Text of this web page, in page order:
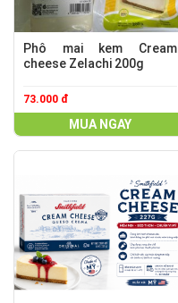
Phô mai kem Cream
cheese Zelachi 200g
73.000 đ
MUA NGAY